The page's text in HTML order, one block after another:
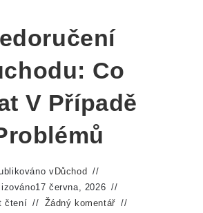
Co
V Případě
v Důchod
17 června, 2026
čtení
Žádný komentář